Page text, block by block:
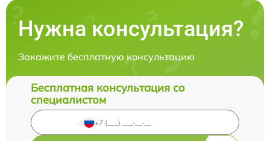
Нужна консультация?
Закажите бесплатную консультацию
Бесплатная консультация со
специалистом